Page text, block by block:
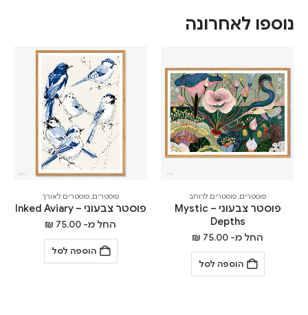
נוספו לאחרונה
פוסטרים,פוסטרים לרוחב
פוסטר צבעוני – Mystic
Depths
החל מ- ₪ 75.00
הוספה לסל
פוסטרים,פוסטרים לאורך
פוסטר צבעוני – Inked Aviary
החל מ- ₪ 75.00
הוספה לסל